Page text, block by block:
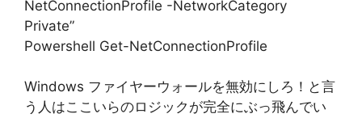
NetConnectionProfile -NetworkCategory
Private”
Powershell Get-NetConnectionProfile
Windows ファイヤーウォールを無効にしろ！と言
う人はここいらのロジックが完全にぶっ飛んでい